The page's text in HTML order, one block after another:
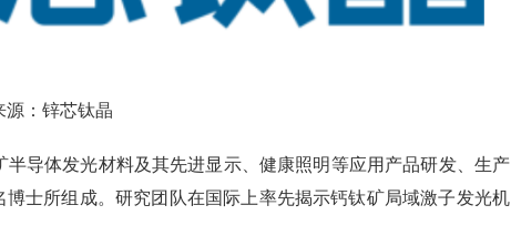
源：锌芯钛晶
导体发光材料及其先进显示、健康照明等应用产品研发、生产
士所组成。研究团队在国际上率先揭示钙钛矿局域激子发光机